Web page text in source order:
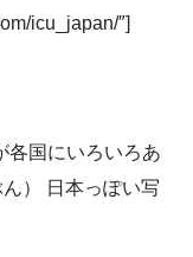
icu_japan/″]
各国にいろいろあ
） 日本っぽい写